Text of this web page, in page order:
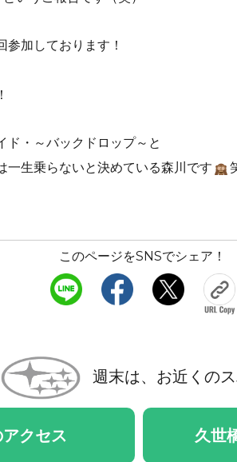
加しております！
ド・～バックドロップ～と
一生乗らないと決めている森川です
このページをSNSでシェア！
週末は、お近くの
クセス 久世